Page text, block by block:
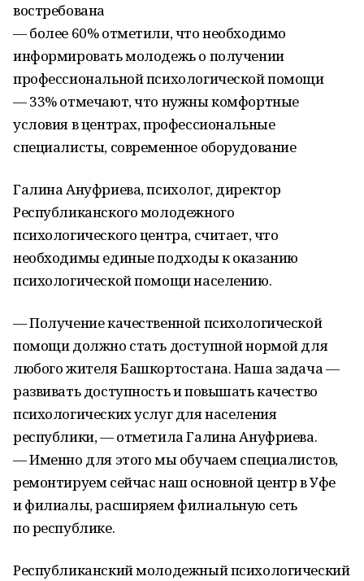
востребована
— более 60% отметили, что необходимо
информировать молодежь о получении
профессиональной психологической помощи
— 33% отмечают, что нужны комфортные
условия в центрах, профессиональные
специалисты, современное оборудование
Галина Ануфриева, психолог, директор
Республиканского молодежного
психологического центра, считает, что
необходимы единые подходы к оказанию
психологической помощи населению.
— Получение качественной психологической
помощи должно стать доступной нормой для
любого жителя Башкортостана. Наша задача —
развивать доступность и повышать качество
психологических услуг для населения
республики, — отметила Галина Ануфриева.
— Именно для этого мы обучаем специалистов,
ремонтируем сейчас наш основной центр в Уфе
и филиалы, расширяем филиальную сеть
по республике.
Республиканский молодежный психологический